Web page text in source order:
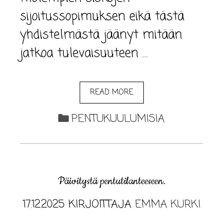
sijoitussopimuksen eikä tästä
yhdistelmästä jäänyt mitään
jatkoa tulevaisuuteen …
READ MORE
PENTUKUULUMISIA
Päivitystä pentutilanteeseen.
17.12.2025 KIRJOITTAJA EMMA KURKI